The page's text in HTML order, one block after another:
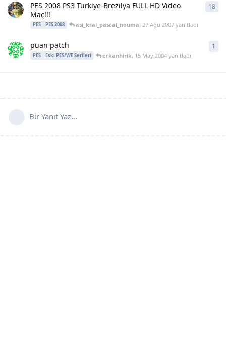
PES 2008 PS3 Türkiye-Brezilya FULL HD Video
Maç!!!
PES PES 2008 asi_kral_pascal_nouma, 27 Ağu 2007yanıtladı
18
puan patch
PES Eski PES/WE Serileri erkanhirik, 15 May 2004yanıtladı
1
Bir Yanıt Yaz...